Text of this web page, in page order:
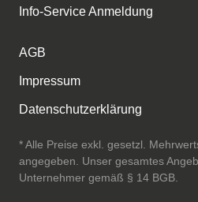
Info-Service Anmeldung
AGB
Impressum
Datenschutzerklärung
* Alle Preise exkl. gesetzl.
angegeben. Unser gesamtes
Unternehmer gemäß § 14 BGB.